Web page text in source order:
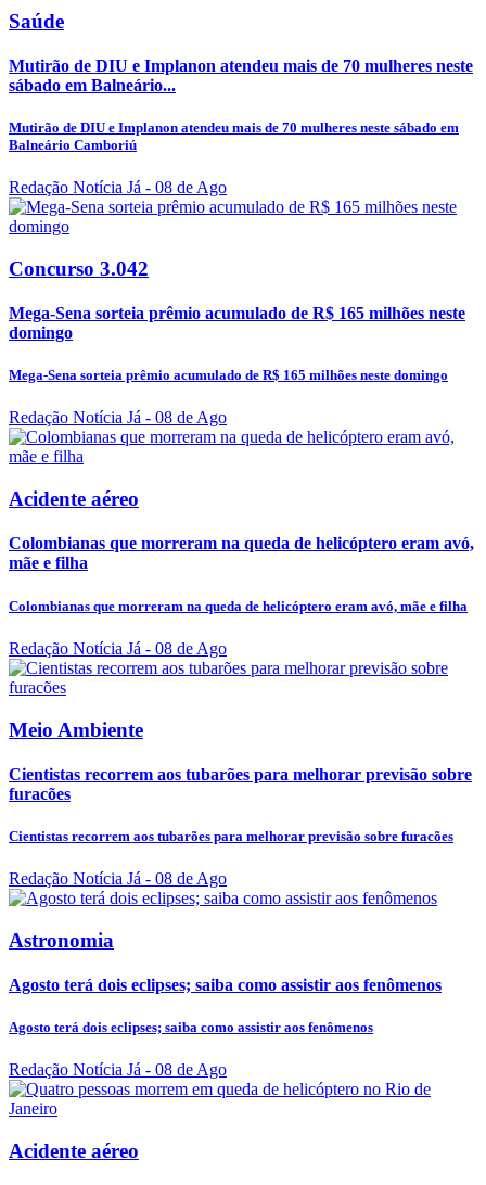
Saúde
Mutirão de DIU e Implanon atendeu mais de 70 mulheres neste
sábado em Balneário...
Mutirão de DIU e Implanon atendeu mais de 70 mulheres neste sábado em
Balneário Camboriú
Redação Notícia Já - 08 de Ago
Concurso 3.042
Mega-Sena sorteia prêmio acumulado de R$ 165 milhões neste
domingo
Mega-Sena sorteia prêmio acumulado de R$ 165 milhões neste domingo
Redação Notícia Já - 08 de Ago
Acidente aéreo
Colombianas que morreram na queda de helicóptero eram avó,
mãe e filha
Colombianas que morreram na queda de helicóptero eram avó, mãe e filha
Redação Notícia Já - 08 de Ago
Meio Ambiente
Cientistas recorrem aos tubarões para melhorar previsão sobre
furacões
Cientistas recorrem aos tubarões para melhorar previsão sobre furacões
Redação Notícia Já - 08 de Ago
Astronomia
Agosto terá dois eclipses; saiba como assistir aos fenômenos
Agosto terá dois eclipses; saiba como assistir aos fenômenos
Redação Notícia Já - 08 de Ago
Acidente aéreo